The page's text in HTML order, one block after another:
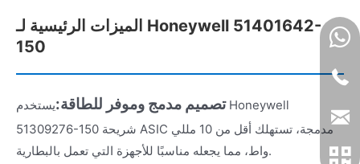
الميزات الرئيسية لـ Honeywell 51401642-
150
تصميم مدمج وموفر للطاقة:يستخدم Honeywell
51309276-150 شريحة ASIC مدمجة، تستهلك أقل من 10 مللي
واط، مما يجعله مناسبًا للأجهزة التي تعمل بالبطارية.